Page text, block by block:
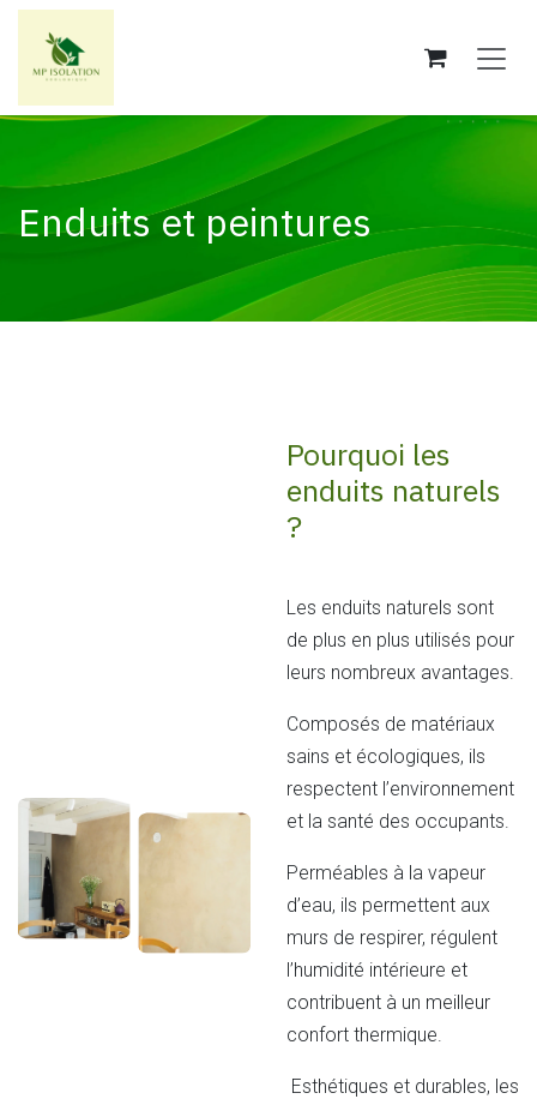
Se rendre au contenu
Enduits et peintures
Pourquoi les
enduits naturels
?
Les enduits naturels sont
de plus en plus utilisés pour
leurs nombreux avantages.
Composés de matériaux
sains et écologiques, ils
respectent l’environnement
et la santé des occupants.
Perméables à la vapeur
d’eau, ils permettent aux
murs de respirer, régulent
l’humidité intérieure et
contribuent à un meilleur
confort thermique.
Esthétiques et durables, les